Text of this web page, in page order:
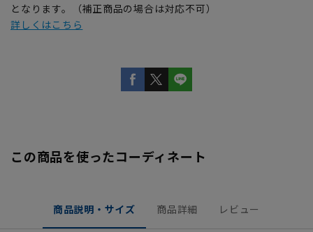
となります。（補正商品の場合は対応不可）
詳しくはこちら
この商品を使ったコーディネート
商品説明・サイズ 商品詳細 レビュー